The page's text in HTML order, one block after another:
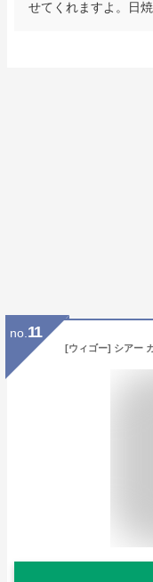
せてくれますよ。日
no. 11